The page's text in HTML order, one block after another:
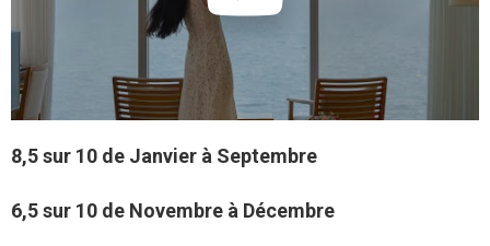
8,5 sur 10 de Janvier à Septembre
6,5 sur 10 de Novembre à Décembre